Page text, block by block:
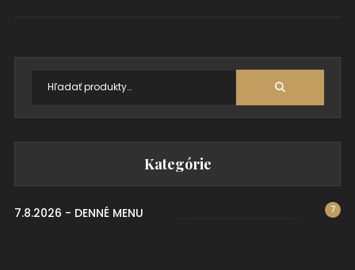
Kategórie
7.8.2026 - DENNÉ MENU 7